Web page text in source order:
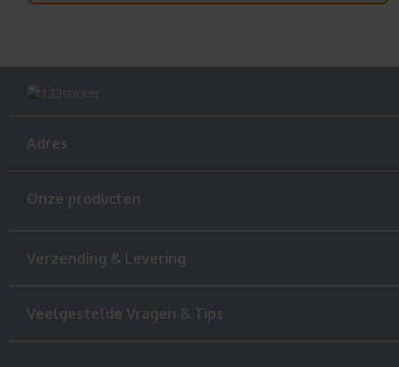
Adres
Onze producten
Verzending & Levering
Veelgestelde Vragen & Tips